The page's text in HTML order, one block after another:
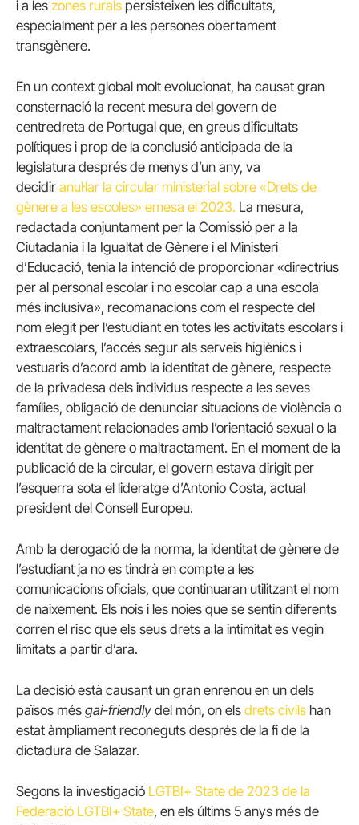
i a les zones rurals persisteixen les dificultats,
especialment per a les persones obertament
transgènere.
En un context global molt evolucionat, ha causat gran
consternació la recent mesura del govern de
centredreta de Portugal que, en greus dificultats
polítiques i prop de la conclusió anticipada de la
legislatura després de menys d’un any, va
decidir anul·lar la circular ministerial sobre «Drets de
gènere a les escoles» emesa el 2023. La mesura,
redactada conjuntament per la Comissió per a la
Ciutadania i la Igualtat de Gènere i el Ministeri
d’Educació, tenia la intenció de proporcionar «directrius
per al personal escolar i no escolar cap a una escola
més inclusiva», recomanacions com el respecte del
nom elegit per l’estudiant en totes les activitats escolars i
extraescolars, l’accés segur als serveis higiènics i
vestuaris d’acord amb la identitat de gènere, respecte
de la privadesa dels individus respecte a les seves
famílies, obligació de denunciar situacions de violència o
maltractament relacionades amb l’orientació sexual o la
identitat de gènere o maltractament. En el moment de la
publicació de la circular, el govern estava dirigit per
l’esquerra sota el lideratge d’Antonio Costa, actual
president del Consell Europeu.
Amb la derogació de la norma, la identitat de gènere de
l’estudiant ja no es tindrà en compte a les
comunicacions oficials, que continuaran utilitzant el nom
de naixement. Els nois i les noies que se sentin diferents
corren el risc que els seus drets a la intimitat es vegin
limitats a partir d’ara.
La decisió està causant un gran enrenou en un dels
països més gai-friendly del món, on els drets civils han
estat àmpliament reconeguts després de la fi de la
dictadura de Salazar.
Segons la investigació LGTBI+ State de 2023 de la
Federació LGTBI+ State, en els últims 5 anys més de